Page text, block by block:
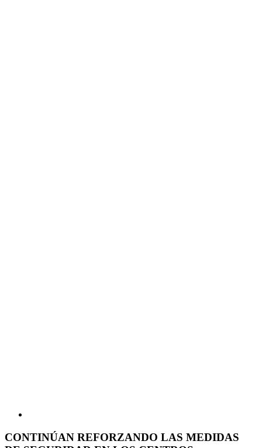
CONTINÚAN REFORZANDO LAS MEDIDAS